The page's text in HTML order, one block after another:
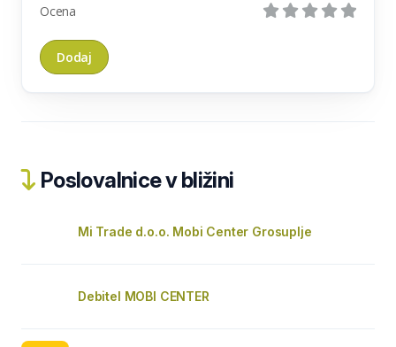
Ocena
Poslovalnice v bližini
Mi Trade d.o.o. Mobi Center Grosuplje
Debitel MOBI CENTER